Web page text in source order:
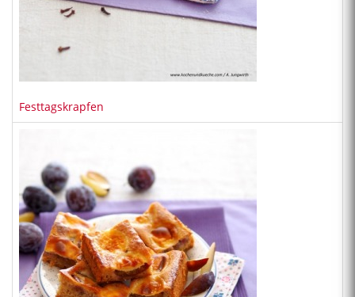
Festtagskrapfen